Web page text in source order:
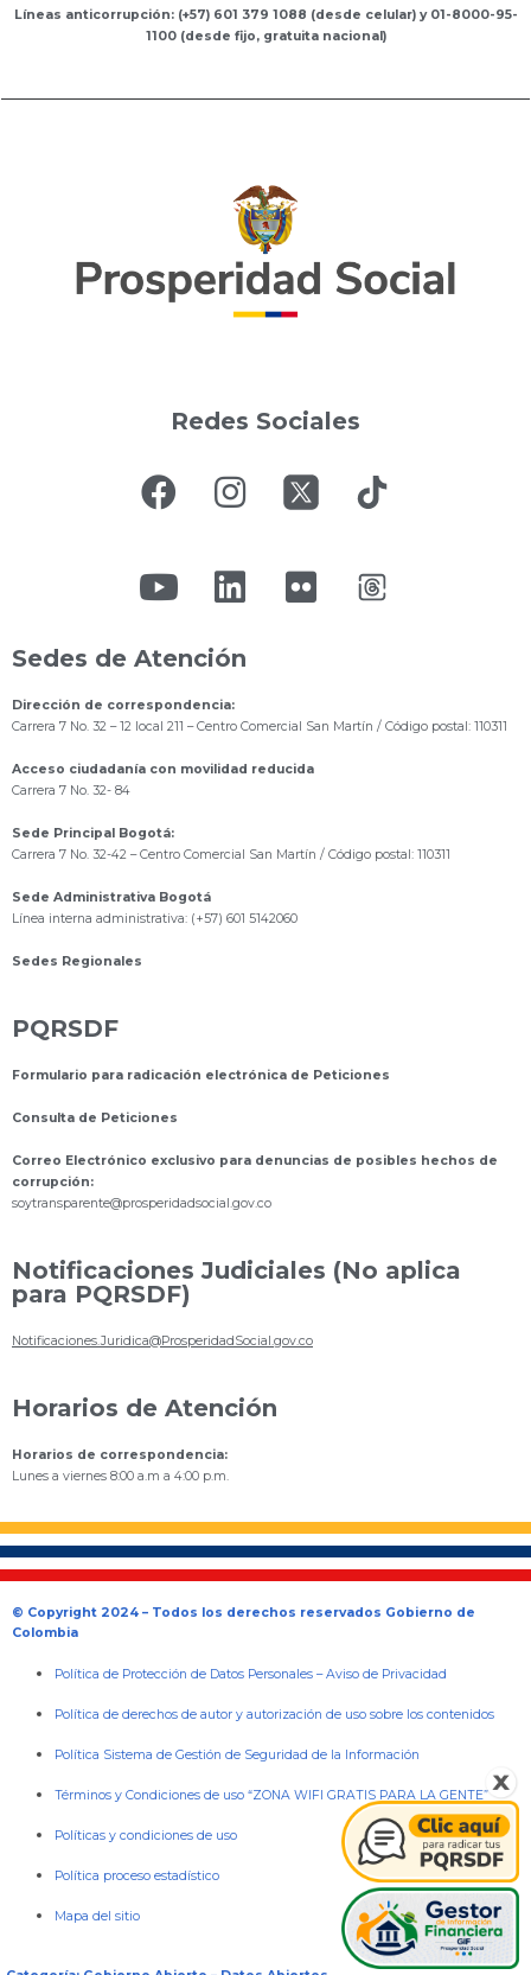
Líneas anticorrupción: (+57) 601 379 1088 (desde celular) y 01-8000-95-
1100 (desde fijo, gratuita nacional)
Redes Sociales
Sedes de Atención
Dirección de correspondencia:
Carrera 7 No. 32 – 12 local 211 – Centro Comercial San Martín / Código postal: 110311
Acceso ciudadanía con movilidad reducida
Carrera 7 No. 32- 84
Sede Principal Bogotá:
Carrera 7 No. 32-42 – Centro Comercial San Martín / Código postal: 110311
Sede Administrativa Bogotá
Línea interna administrativa: (+57) 601 5142060
Sedes Regionales
PQRSDF
Formulario para radicación electrónica de Peticiones
Consulta de Peticiones
Correo Electrónico exclusivo para denuncias de posibles hechos de
corrupción:
soytransparente@prosperidadsocial.gov.co
Notificaciones Judiciales (No aplica
para PQRSDF)
Notificaciones.Juridica@ProsperidadSocial.gov.co
Horarios de Atención
Horarios de correspondencia:
Lunes a viernes 8:00 a.m a 4:00 p.m.
© Copyright 2024 – Todos los derechos reservados Gobierno de
Colombia
Política de Protección de Datos Personales –Aviso de Privacidad
Política de derechos de autor y autorización de uso sobre los contenidos
Política Sistema de Gestión de Seguridad de la Información
Términos y Condiciones de uso “ZONA WIFI GRATIS PARA LA GENTE”
Políticas y condiciones de uso
Política proceso estadístico
Mapa del sitio